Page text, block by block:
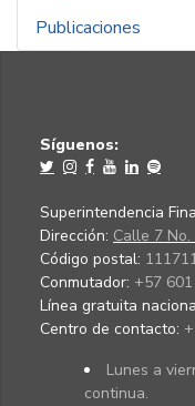
Publicaciones
Síguenos:
Superintendencia
Dirección: Calle 7 No.
Código postal:
Conmutador: +57
Línea gratuita
Centro de contacto:
Lunes a
continua.